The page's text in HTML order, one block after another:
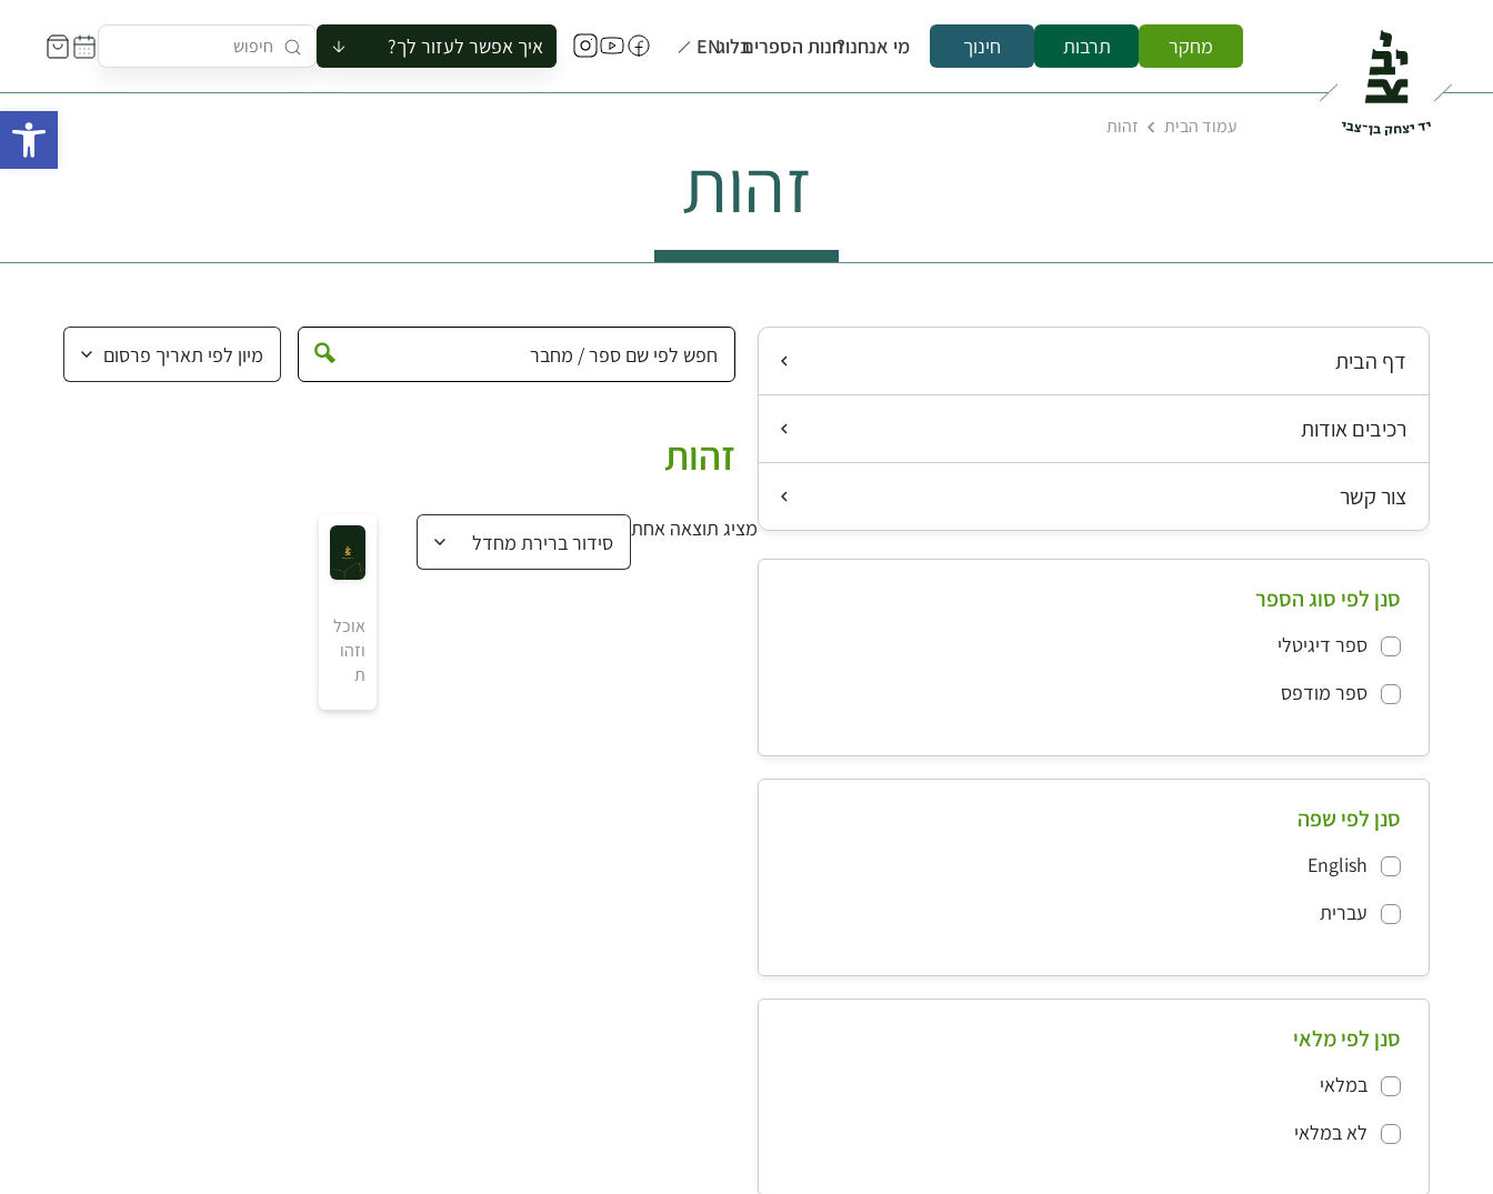
מחקר תרבות חינוך מי אנחנו?חנות הספריםבלוגEN איך אפשר לעזור לך?
להזמין סיור לקבוצה
לתאם ביקור בצריף
עמוד הבית זהות
זהות
דף הבית
רכיבים אודות
צור קשר
סנן לפי סוג הספר
ספר דיגיטלי
ספר מודפס
סנן לפי שפה
English
עברית
סנן לפי מלאי
במלאי
לא במלאי
זהות
מציג תוצאה אחת
אוכל
וזהו
ת